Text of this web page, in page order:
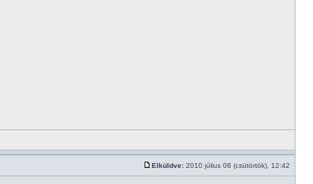
Elküldve: 2010 július 08 (csütörtök), 12:42